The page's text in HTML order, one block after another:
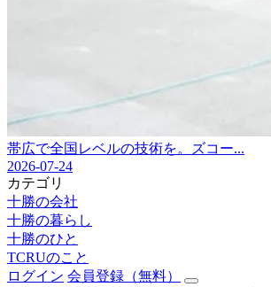
帯広で全国レベルの技術を。ズコー...
2026-07-24
カテゴリ
十勝の会社
十勝の暮らし
十勝のひと
TCRUのこと
ログイン 会員登録（無料）